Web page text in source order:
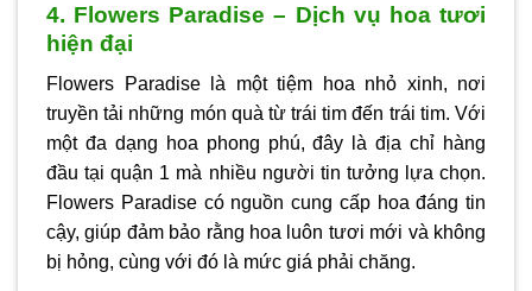
4. Flowers Paradise – Dịch vụ hoa tươi
hiện đại
Flowers Paradise là một tiệm hoa nhỏ xinh, nơi
truyền tải những món quà từ trái tim đến trái tim. Với
một đa dạng hoa phong phú, đây là địa chỉ hàng
đầu tại quận 1 mà nhiều người tin tưởng lựa chọn.
Flowers Paradise có nguồn cung cấp hoa đáng tin
cậy, giúp đảm bảo rằng hoa luôn tươi mới và không
bị hỏng, cùng với đó là mức giá phải chăng.